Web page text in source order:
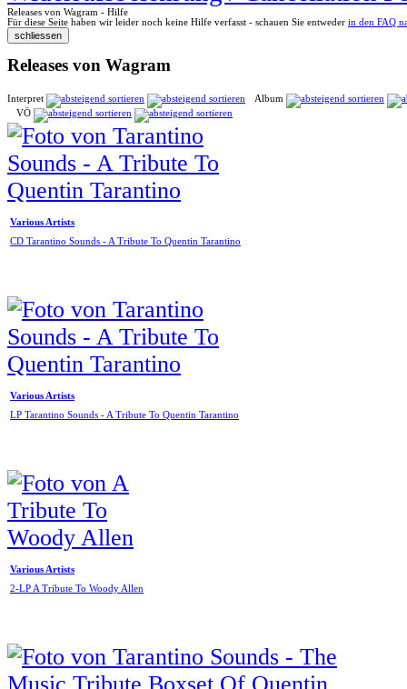
Releases von Wagram - Hilfe
Für diese Seite haben wir leider noch keine Hilfe verfasst - schauen Sie entweder in den FAQ
Releases von Wagram
Interpret
Album
VÖ
Various Artists
CD Tarantino Sounds - A Tribute To Quentin Tarantino
Various Artists
LP Tarantino Sounds - A Tribute To Quentin Tarantino
Various Artists
2-LP A Tribute To Woody Allen